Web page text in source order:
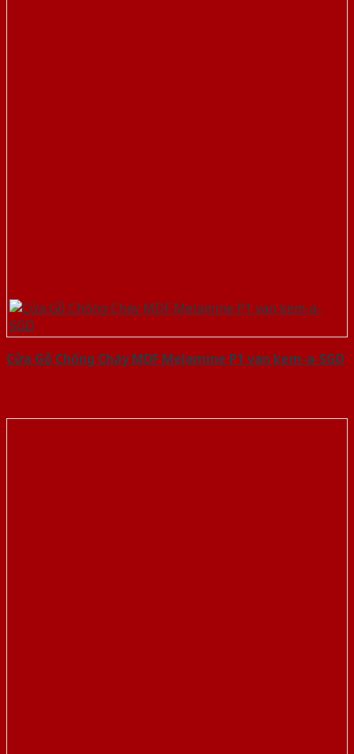
Cửa Gỗ Chống Cháy MDF Melamine P1 van kem-a-SGD